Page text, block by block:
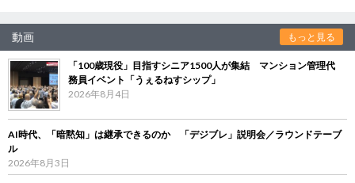
動画 もっと見る
「100歳現役」目指すシニア1500人が集結 マンション管理代
務員イベント「うぇるねすシップ」
2026年8月4日
AI時代、「暗黙知」は継承できるのか 「デジブレ」説明会／ラウンドテーブ
ル
2026年8月3日